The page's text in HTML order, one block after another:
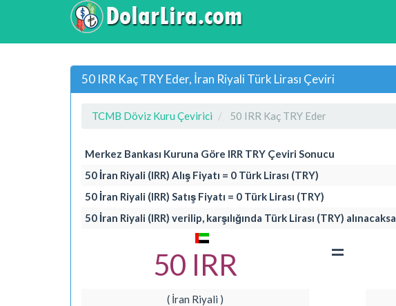
50 IRR Kaç TRY Eder, İran Riyali Türk Lirası Çeviri
TCMB Döviz Kuru Çevirici 50 IRR Kaç TRY Eder
Merkez Bankası Kuruna Göre IRR TRY Çeviri Sonucu
50 İran Riyali (IRR) Alış Fiyatı = 0 Türk Lirası (TRY)
50 İran Riyali (IRR) Satış Fiyatı = 0 Türk Lirası (TRY)
50 İran Riyali (IRR) verilip, karşılığında Türk Lirası (TRY) alınacaksa
50 IRR =
( İran Riyali )